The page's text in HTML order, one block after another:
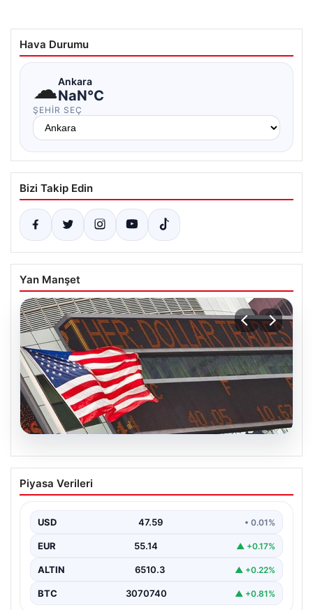
Hava Durumu
☁Ankara
NaN°C
ŞEHIR SEÇ
Bizi Takip Edin
Yan Manşet
05.08.2026
FED faiz kararı ne zaman açıklanacak?
Nisan ayı faiz beklentisi belli oldu
Piyasa Verileri
USD 47.59 • 0.01%
EUR 55.14 ▲ +0.17%
ALTIN 6510.3 ▲ +0.22%
BTC 3070740 ▲ +0.81%